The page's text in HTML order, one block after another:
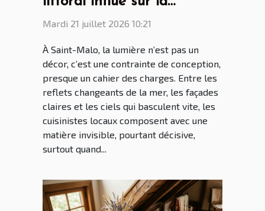
création des cuisines par
Mardi 21 juillet 2026 10:21
À Saint-Malo, la lumière n’est pas un
décor, c’est une contrainte de conception,
presque un cahier des charges. Entre les
reflets changeants de la mer, les façades
claires et les ciels qui basculent vite, les
cuisinistes locaux composent avec une
matière invisible, pourtant décisive,
surtout quand...